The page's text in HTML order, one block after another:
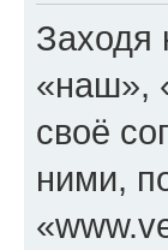
Заходя
«наш»,
своё
ними,